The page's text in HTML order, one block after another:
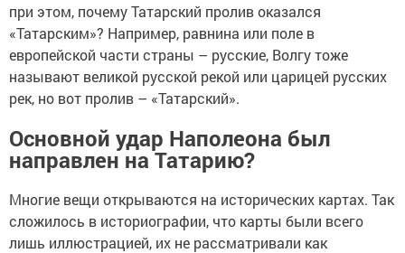
при этом, почему Татарский пролив оказался
«Татарским»? Например, равнина или поле в
европейской части страны – русские, Волгу тоже
называют великой русской рекой или царицей русских
рек, но вот пролив – «Татарский».
Основной удар Наполеона был
направлен на Татарию?
Многие вещи открываются на исторических картах. Так
сложилось в историографии, что карты были всего
лишь иллюстрацией, их не рассматривали как